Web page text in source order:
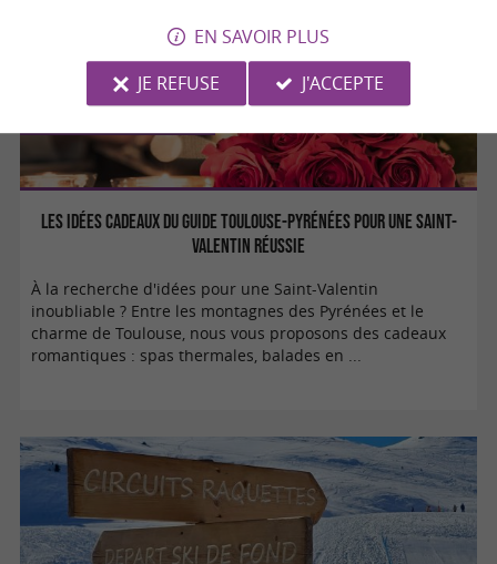
Les idées cadeaux du Guide Toulouse-Pyrénées pour une Saint-
Valentin réussie
À la recherche d'idées pour une Saint-Valentin
inoubliable ? Entre les montagnes des Pyrénées et le
charme de Toulouse, nous vous proposons des cadeaux
romantiques : spas thermales, balades en ...
EN SAVOIR PLUS
JE REFUSE
J'ACCEPTE